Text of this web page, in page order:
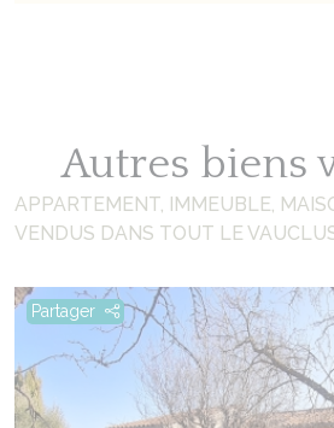
Autres biens
APPARTEMENT, IMMEUBLE,
VENDUS DANS TOUT LE
Partager